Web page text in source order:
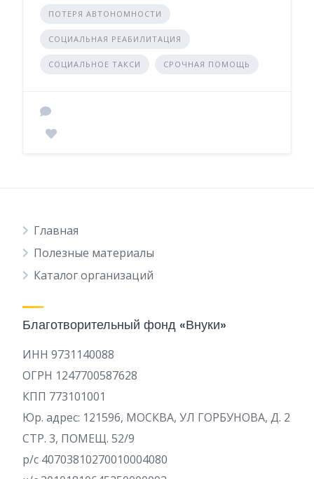
ПОТЕРЯ АВТОНОМНОСТИ
СОЦИАЛЬНАЯ РЕАБИЛИТАЦИЯ
СОЦИАЛЬНОЕ ТАКСИ СРОЧНАЯ ПОМОЩЬ
Главная
Полезные материалы
Каталог организаций
Благотворительный фонд «Внуки»
ИНН 9731140088
ОГРН 1247700587628
КПП 773101001
Юр. адрес: 121596, МОСКВА, УЛ ГОРБУНОВА, Д. 2
СТР. 3, ПОМЕЩ. 52/9
р/c 40703810270010004080